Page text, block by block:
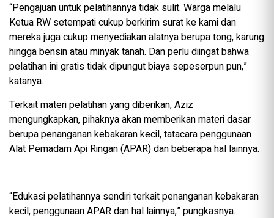
“Pengajuan untuk pelatihannya tidak sulit. Warga melalu
Ketua RW setempati cukup berkirim surat ke kami dan
mereka juga cukup menyediakan alatnya berupa tong, karung
hingga bensin atau minyak tanah. Dan perlu diingat bahwa
pelatihan ini gratis tidak dipungut biaya sepeserpun pun,”
katanya.
Terkait materi pelatihan yang diberikan, Aziz
mengungkapkan, pihaknya akan memberikan materi dasar
berupa penanganan kebakaran kecil, tatacara penggunaan
Alat Pemadam Api Ringan (APAR) dan beberapa hal lainnya.
“Edukasi pelatihannya sendiri terkait penanganan kebakaran
kecil, penggunaan APAR dan hal lainnya,” pungkasnya.